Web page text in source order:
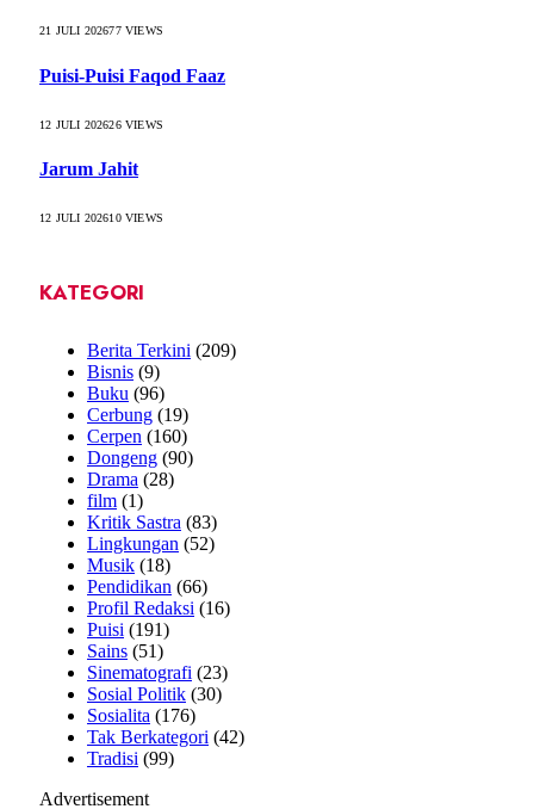
21 JULI 202677VIEWS
Puisi-Puisi Faqod Faaz
12 JULI 202626VIEWS
Jarum Jahit
12 JULI 202610VIEWS
KATEGORI
Berita Terkini (209)
Bisnis (9)
Buku (96)
Cerbung (19)
Cerpen (160)
Dongeng (90)
Drama (28)
film (1)
Kritik Sastra (83)
Lingkungan (52)
Musik (18)
Pendidikan (66)
Profil Redaksi (16)
Puisi (191)
Sains (51)
Sinematografi (23)
Sosial Politik (30)
Sosialita (176)
Tak Berkategori (42)
Tradisi (99)
Advertisement